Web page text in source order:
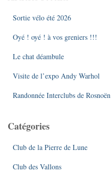
Sortie vélo été 2026
Oyé ! oyé ! à vos greniers !!!
Le chat déambule
Visite de l’expo Andy Warhol
Randonnée Interclubs de Rosnoën
Catégories
Club de la Pierre de Lune
Club des Vallons